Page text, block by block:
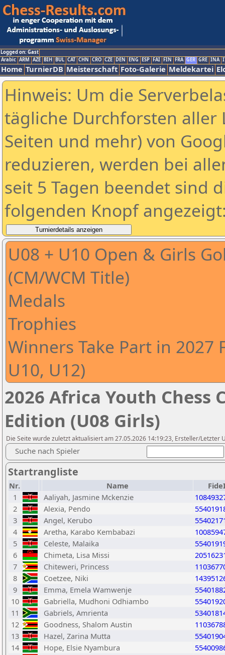
Logged on: Gast
Arabic ARM AZE BIH BUL CAT CHN CRO CZE DEN ENG ESP FAI FIN FRA GER GRE INA
Home TurnierDB Meisterschaft Foto-Galerie Meldekartei
Hinweis: Um die
tägliche Durchforsten aller
Seiten und mehr) von
reduzieren, werden bei
seit 5 Tagen beendet sind
folgenden Knopf
U08 + U10 Open & Girls
(CM/WCM Title)
Medals
Trophies
Winners Take Part in 2027
U10, U12)
2026 Africa Youth Chess
Edition (U08 Girls)
Die Seite wurde zuletzt aktualisiert am 27.05.2026 14:19:23, Ersteller/Letzter
Suche nach Spieler
Startrangliste
Nr. Name
1
Aaliyah, Jasmine Mckenzie
2
Alexia, Pendo
3
Angel, Kerubo
4
Aretha, Karabo Kembabazi
5
Celeste, Malaika
6
Chimeta, Lisa Missi
7
Chiteweri, Princess
8
Coetzee, Niki
9
Emma, Emela Wamwenje
10
Gabriella, Mudhoni Odhiambo
11
Gabriels, Amrienta
12
Goodness, Shalom Austin
13
Hazel, Zarina Mutta
14
Hope, Elsie Nyambura